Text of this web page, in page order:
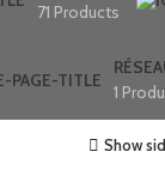
71 Products
1
Show